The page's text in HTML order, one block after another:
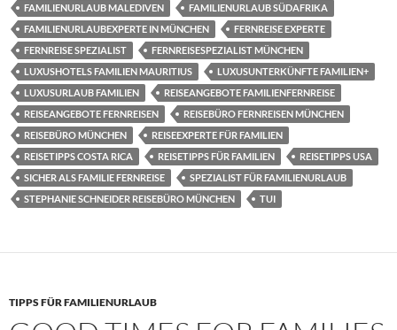
FAMILIENURLAUB MALEDIVEN
FAMILIENURLAUB SÜDAFRIKA
FAMILIENURLAUBEXPERTE IN MÜNCHEN
FERNREISE EXPERTE
FERNREISE SPEZIALIST
FERNREISESPEZIALIST MÜNCHEN
LUXUSHOTELS FAMILIEN MAURITIUS
LUXUSUNTERKÜNFTE FAMILIEN+
LUXUSURLAUB FAMILIEN
REISEANGEBOTE FAMILIENFERNREISE
REISEANGEBOTE FERNREISEN
REISEBÜRO FERNREISEN MÜNCHEN
REISEBÜRO MÜNCHEN
REISEEXPERTE FÜR FAMILIEN
REISETIPPS COSTA RICA
REISETIPPS FÜR FAMILIEN
REISETIPPS USA
SICHER ALS FAMILIE FERNREISE
SPEZIALIST FÜR FAMILIENURLAUB
STEPHANIE SCHNEIDER REISEBÜRO MÜNCHEN
TUI
TIPPS FÜR FAMILIENURLAUB